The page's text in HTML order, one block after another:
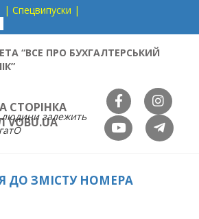
| Спецвипуски |
“ВСЕ ПРО БУХГАЛТЕРСЬКИЙ
СТОРІНКА
людини залежить
ДО ЗМІСТУ НОМЕРА